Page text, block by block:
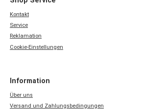
Kontakt
Service
Reklamation
Cookie-Einstellungen
Information
Über uns
Versand und Zahlungsbedingungen